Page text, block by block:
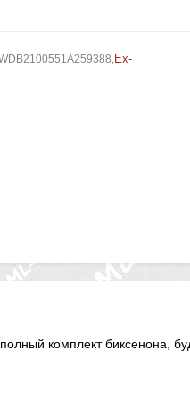
Ex-
комплект биксенона,